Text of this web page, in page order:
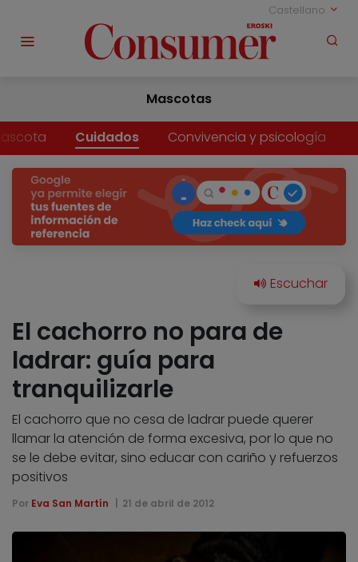
Castellano
Mascotas
Cuidados Convivencia y psicología
El cachorro no para de
ladrar: guía para
tranquilizarle
El cachorro que no cesa de ladrar puede querer
llamar la atención de forma excesiva, por lo que no
se le debe evitar, sino educar con cariño y refuerzos
positivos
Por Eva San Martín 21 de abril de 2012